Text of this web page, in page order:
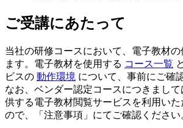
ご受講にあたって
当社の研修コースにおいて、電子教材の
ます。電子教材を使用する コース一覧
ビスの 動作環境 について、事前にご確
なお、ベンダー認定コースにつきまし
供する電子教材閲覧サービスを利用い
ので、「注意事項」にてご確認ください